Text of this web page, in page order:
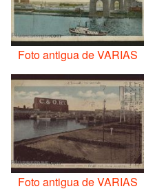
Foto antigua de VARIAS
Foto antigua de VARIAS